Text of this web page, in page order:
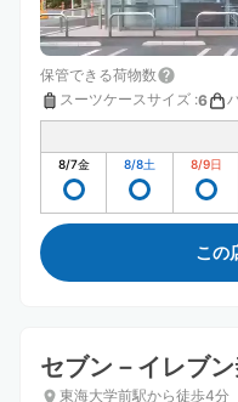
保管できる荷物数
スーツケースサイズ :6
8/7金 8/8土 8/9日
この
セブン－イレブ
東海大学前駅から徒歩4分